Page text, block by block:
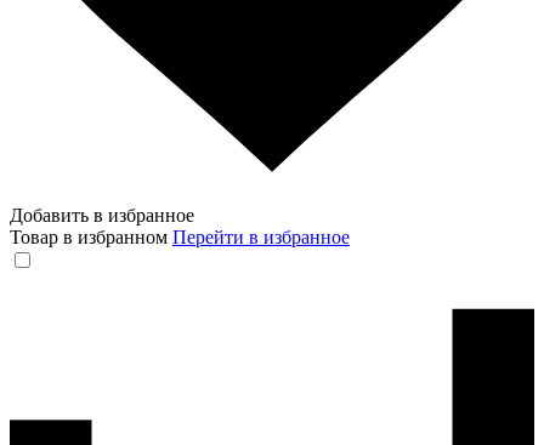
Добавить в избранное
Товар в избранном Перейти в избранное